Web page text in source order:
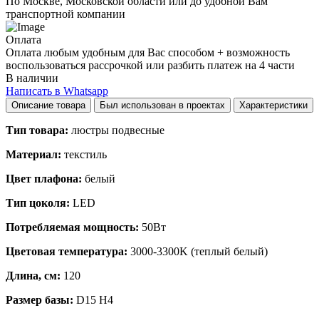
транспортной компании
Оплата
Оплата любым удобным для Вас способом + возможность
воспользоваться рассрочкой или разбить платеж на 4 части
В наличии
Написать в Whatsapp
Описание товара Был использован в проектах Характеристики
Тип товара: люстры подвесные
Материал: текстиль
Цвет плафона: белый
Тип цоколя: LED
Потребляемая мощность: 50Вт
Цветовая температура: 3000-3300K (теплый белый)
Длина, см: 120
Размер базы: D15 H4